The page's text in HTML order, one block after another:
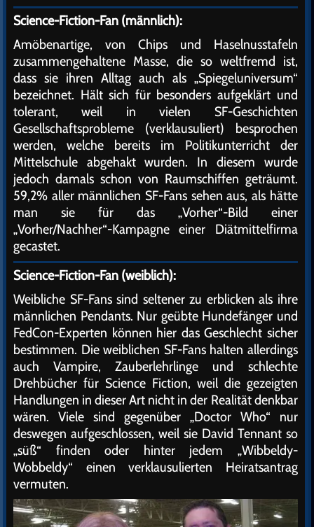
Science-Fiction-Fan (männlich):
Amöbenartige, von Chips und Haselnusstafeln
zusammengehaltene Masse, die so weltfremd ist,
dass sie ihren Alltag auch als „Spiegeluniversum“
bezeichnet. Hält sich für besonders aufgeklärt und
tolerant, weil in vielen SF-Geschichten
Gesellschaftsprobleme (verklausuliert) besprochen
werden, welche bereits im Politikunterricht der
Mittelschule abgehakt wurden. In diesem wurde
jedoch damals schon von Raumschiffen geträumt.
59,2% aller männlichen SF-Fans sehen aus, als hätte
man sie für das „Vorher“-Bild einer
„Vorher/Nachher“-Kampagne einer Diätmittelfirma
gecastet.
Science-Fiction-Fan (weiblich):
Weibliche SF-Fans sind seltener zu erblicken als ihre
männlichen Pendants. Nur geübte Hundefänger und
FedCon-Experten können hier das Geschlecht sicher
bestimmen. Die weiblichen SF-Fans halten allerdings
auch Vampire, Zauberlehrlinge und schlechte
Drehbücher für Science Fiction, weil die gezeigten
Handlungen in dieser Art nicht in der Realität denkbar
wären. Viele sind gegenüber „Doctor Who“ nur
deswegen aufgeschlossen, weil sie David Tennant so
„süß“ finden oder hinter jedem „Wibbeldy-
Wobbeldy“ einen verklausulierten Heiratsantrag
vermuten.